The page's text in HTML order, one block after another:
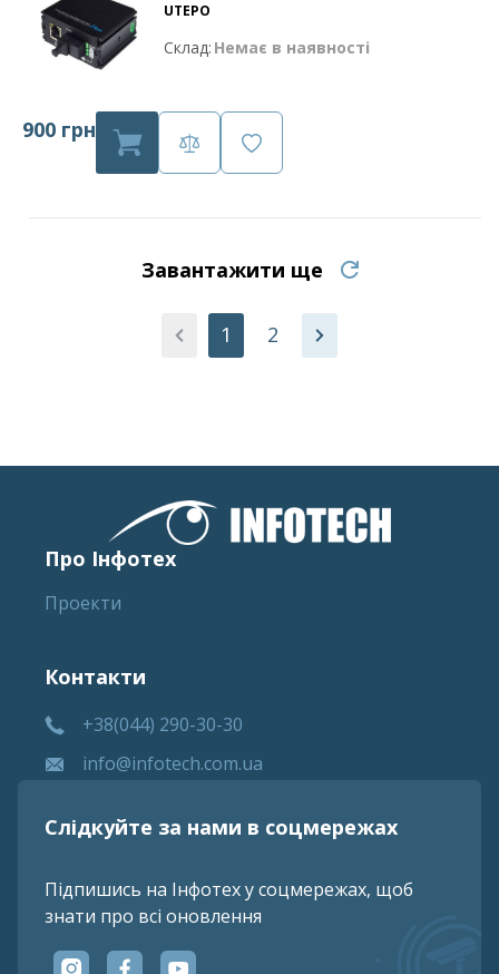
UTEPO
Склад: Немає в наявності
900 грн
Завантажити ще
1 2
Про Інфотех
Проекти
Контакти
+38(044) 290-30-30
info@infotech.com.ua
Слідкуйте за нами в соцмережах
Підпишись на Інфотех у соцмережах, щоб
знати про всі оновлення